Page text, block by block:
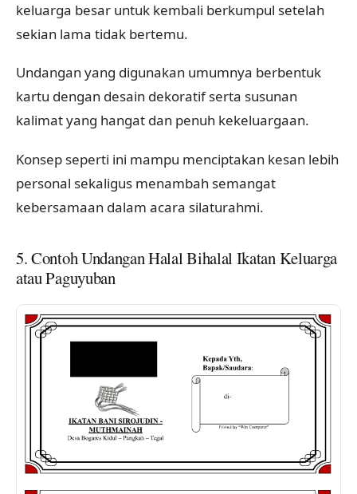
keluarga besar untuk kembali berkumpul setelah
sekian lama tidak bertemu.
Undangan yang digunakan umumnya berbentuk
kartu dengan desain dekoratif serta susunan
kalimat yang hangat dan penuh kekeluargaan.
Konsep seperti ini mampu menciptakan kesan lebih
personal sekaligus menambah semangat
kebersamaan dalam acara silaturahmi.
5. Contoh Undangan Halal Bihalal Ikatan Keluarga
atau Paguyuban